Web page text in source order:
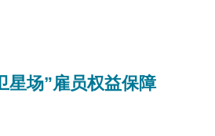
星场”雇员权益保障